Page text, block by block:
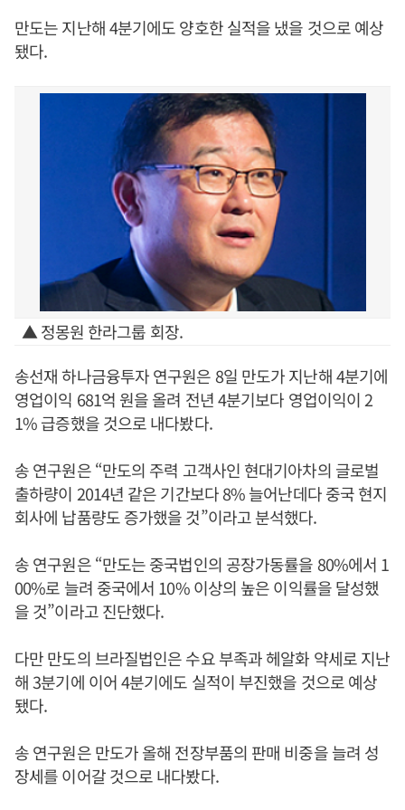
만도는 지난해 4분기에도 양호한 실적을 냈을 것으로 예상
됐다.
▲ 정몽원 한라그룹 회장.
송선재 하나금융투자 연구원은 8일 만도가 지난해 4분기에
영업이익 681억 원을 올려 전년 4분기보다 영업이익이 2
1% 급증했을 것으로 내다봤다.
송 연구원은 “만도의 주력 고객사인 현대기아차의 글로벌
출하량이 2014년 같은 기간보다 8% 늘어난데다 중국 현지
회사에 납품량도 증가했을 것”이라고 분석했다.
송 연구원은 “만도는 중국법인의 공장가동률을 80%에서 1
00%로 늘려 중국에서 10% 이상의 높은 이익률을 달성했
을 것”이라고 진단했다.
다만 만도의 브라질법인은 수요 부족과 헤알화 약세로 지난
해 3분기에 이어 4분기에도 실적이 부진했을 것으로 예상
됐다.
송 연구원은 만도가 올해 전장부품의 판매 비중을 늘려 성
장세를 이어갈 것으로 내다봤다.